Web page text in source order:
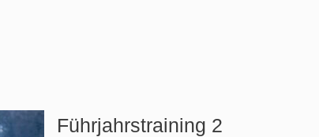
Führjahrstraining 2